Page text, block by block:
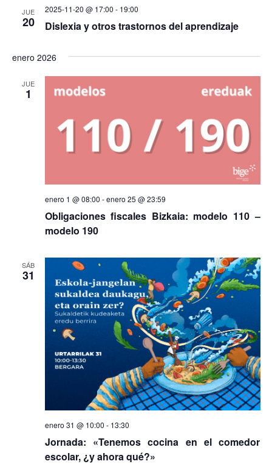
JUE
20 Dislexia y otros trastornos del aprendizaje
2025-11-20 @ 17:00 - 19:00
enero 2026
JUE
1
Obligaciones fiscales Bizkaia: modelo 110 –
modelo 190
enero 1 @ 08:00 -enero 25 @ 23:59
SÁB
31
Jornada: «Tenemos cocina en el comedor
escolar, ¿y ahora qué?»
enero 31 @ 10:00 - 13:30